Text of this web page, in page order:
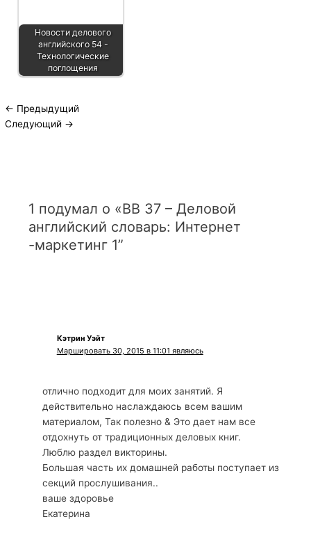
Новости делового
английского 54 -
Технологические
поглощения
← Предыдущий
Следующий →
1 подумал о «ВВ 37 – Деловой
английский словарь: Интернет
-маркетинг 1”
Кэтрин Уэйт
Маршировать 30, 2015 в 11:01 являюсь
отлично подходит для моих занятий. Я
действительно наслаждаюсь всем вашим
материалом, Так полезно & Это дает нам все
отдохнуть от традиционных деловых книг.
Люблю раздел викторины.
Большая часть их домашней работы поступает из
секций прослушивания..
ваше здоровье
Екатерина